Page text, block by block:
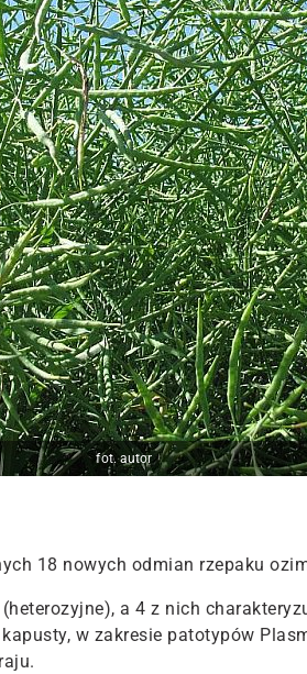
fot. autor
18 nowych odmian rzepaku
a 4 z nich
w zakresie patotypów